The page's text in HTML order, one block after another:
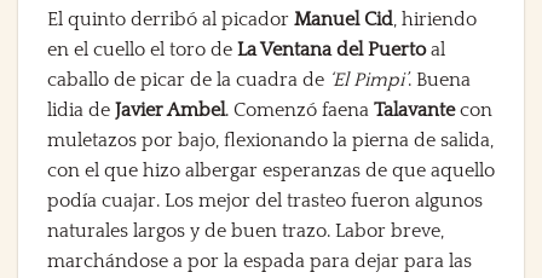
El quinto derribó al picador Manuel Cid, hiriendo
en el cuello el toro de La Ventana del Puertoal
caballo de picar de la cuadra de ‘El Pimpi’. Buena
lidia de Javier Ambel. Comenzó faena Talavantecon
muletazos por bajo, flexionando la pierna de salida,
con el que hizo albergar esperanzas de que aquello
podía cuajar. Los mejor del trasteo fueron algunos
naturales largos y de buen trazo. Labor breve,
marchándose a por la espada para dejar para las